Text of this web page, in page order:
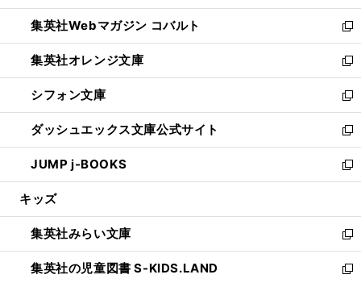
開
く
ウ
で
開
く
ン
ド
ウ
で
開
く
ウ
ィ
ン
ド
ウ
で
開
く
集英社Webマガジン コバルト
新
し
い
ウ
ィ
ン
ド
ウ
で
開
集英社オレンジ文庫
新
し
い
ウ
ィ
ン
ド
ウ
開
く
シフォン文庫
新
し
い
ウ
ィ
ン
ウ
で
開
く
ダッシュエックス文庫公式サイト
新
し
い
ウ
ン
ド
ウ
で
JUMP j-BOOKS
新
し
ウ
ィ
ン
ド
キッズ
集英社みらい文庫
新
し
い
集英社の児童図書 S-KIDS.LAND
新